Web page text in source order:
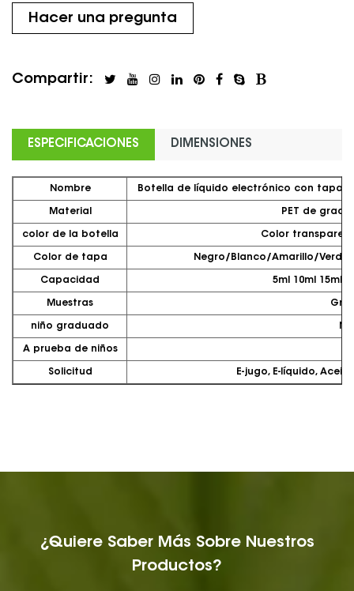
Hacer una pregunta
Compartir:
ESPECIFICACIONES DIMENSIONES
Nombre Botella de líquido electrónico con tapa
Material PET de
color de la botella Color
Color de tapa Negro/Blanco/Amarillo/
Capacidad 5ml 10ml 15ml
Muestras
niño graduado No
A prueba de niños
Solicitud E-jugo, E-líquido,
¿Quiere Saber Más Sobre Nuestros
Productos?